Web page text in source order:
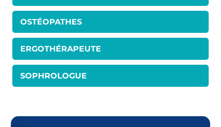
OSTÉOPATHES
ERGOTHÉRAPEUTE
SOPHROLOGUE